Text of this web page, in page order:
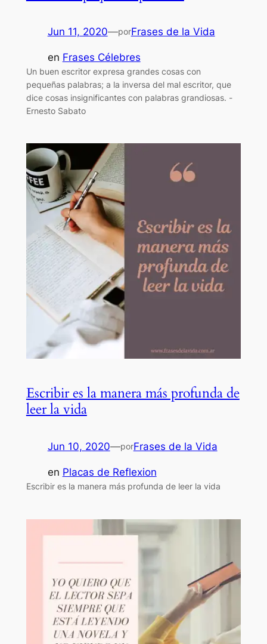
Jun 11, 2020—porFrases de la Vida
en Frases Célebres
Un buen escritor expresa grandes cosas con
pequeñas palabras; a la inversa del mal escritor, que
dice cosas insignificantes con palabras grandiosas. -
Ernesto Sabato
Escribir es la manera más profunda de
leer la vida
Jun 10, 2020—porFrases de la Vida
en Placas de Reflexion
Escribir es la manera más profunda de leer la vida